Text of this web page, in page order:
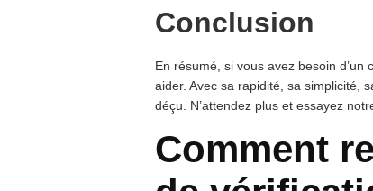
Conclusion
En résumé, si vous avez besoin
aider. Avec sa rapidité, sa simplicité,
déçu. N’attendez plus et essayez
Comment